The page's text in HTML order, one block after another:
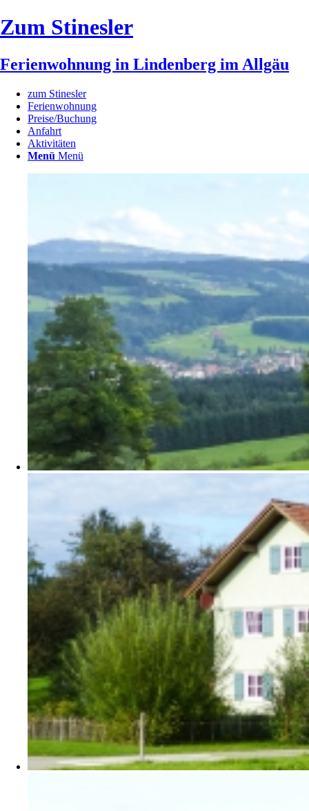
Zum Stinesler
Ferienwohnung in Lindenberg im Allgäu
zum Stinesler
Ferienwohnung
Preise/Buchung
Anfahrt
Aktivitäten
Menü Menü